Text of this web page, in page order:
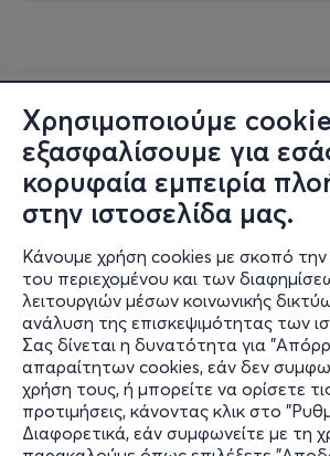
Χρησιμοποιούμε
εξασφαλίσουμε για
κορυφαία εμπειρία
στην ιστοσελίδα μας.
Κάνουμε χρήση cookies με σκοπό την
του περιεχομένου και των
λειτουργιών μέσων κοινωνικής
ανάλυση της επισκεψιμότητας των
Σας δίνεται η δυνατότητα για
απαραίτητων cookies, εάν δεν
χρήση τους, ή μπορείτε να ορίσετε
προτιμήσεις, κάνοντας κλικ στο
Διαφορετικά, εάν συμφωνείτε με τη
Πληροφορίες
Υποστήριξη
Stay Connected